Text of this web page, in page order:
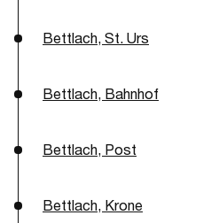
Bettlach, St. Urs
Bettlach, Bahnhof
Bettlach, Post
Bettlach, Krone